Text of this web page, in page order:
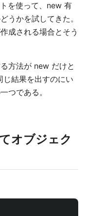
を使って、new 有
うかを試してきた。
成される場合とそう
方法が new だけと
結果を出すのにい
つである。
オブジェク